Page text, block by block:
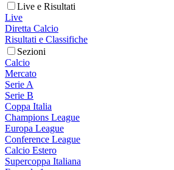
Live e Risultati
Live
Diretta Calcio
Risultati e Classifiche
Sezioni
Calcio
Mercato
Serie A
Serie B
Coppa Italia
Champions League
Europa League
Conference League
Calcio Estero
Supercoppa Italiana